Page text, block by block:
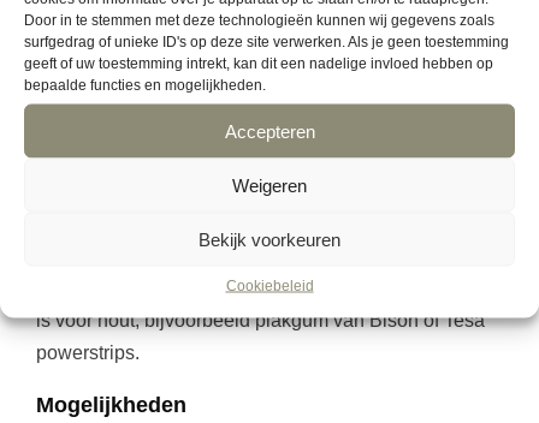
Door in te stemmen met deze technologieën kunnen wij gegevens zoals
surfgedrag of unieke ID's op deze site verwerken. Als je geen toestemming
geeft of uw toestemming intrekt, kan dit een nadelige invloed hebben op
bepaalde functies en mogelijkheden.
Accepteren
Weigeren
Bekijk voorkeuren
Cookiebeleid
We maken de afmeting van figuur passend bij de
houten naam. We schalen de los figuur bij houten
naam in de juiste grootte.
Wil je het los figuur ophangen aan een muur of deur?
ophangmogelijkheden verkrijgbaar in bijvoorbeeld de
bouwmarkt. Kies een ophangmogelijkheid die geschikt
is voor hout, bijvoorbeeld plakgum van Bison of Tesa
powerstrips.
Mogelijkheden